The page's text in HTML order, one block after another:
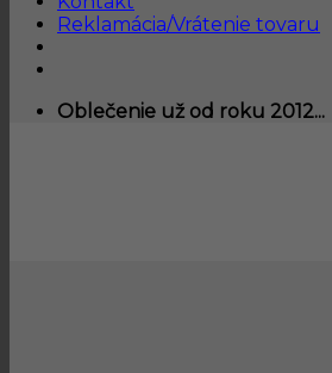
Reklamácia/Vrátenie tovaru
Oblečenie už od roku 2012...